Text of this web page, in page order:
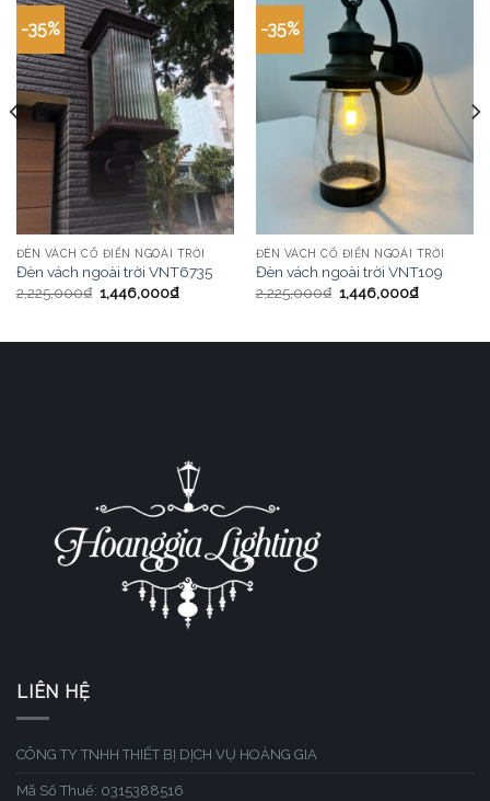
-35%
ĐÈN VÁCH CỔ ĐIỂN NGOÀI TRỜI
Đèn vách ngoài trời VNT6735
2,225,000₫ 1,446,000₫
-35%
ĐÈN VÁCH CỔ ĐIỂN NGOÀI TRỜI
Đèn vách ngoài trời VNT109
2,225,000₫ 1,446,000₫
LIÊN HỆ
CÔNG TY TNHH THIẾT BỊ DỊCH VỤ HOÀNG GIA
Mã Số Thuế: 0315388516